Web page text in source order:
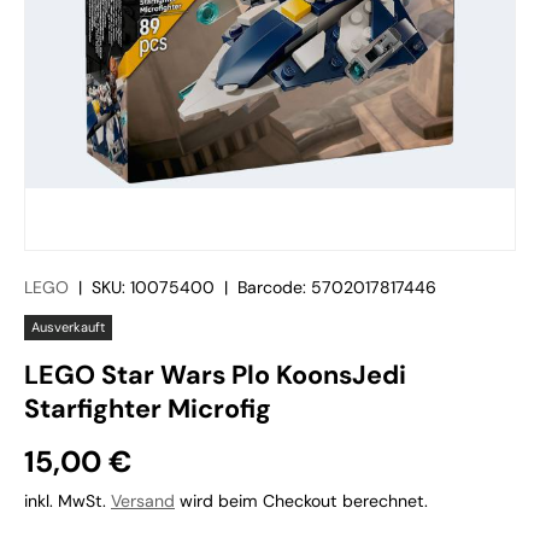
LEGO | SKU: 10075400 | Barcode: 5702017817446
Ausverkauft
LEGO Star Wars Plo KoonsJedi
Starfighter Microfig
15,00 €
inkl. MwSt. Versand wird beim Checkout berechnet.